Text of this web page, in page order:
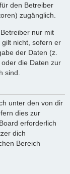
den Betreiber
zugänglich.
nur mit
nicht, sofern er
der Daten (z.
die Daten zur
sind.
unter den von dir
dies zur
erforderlich
dich
Bereich